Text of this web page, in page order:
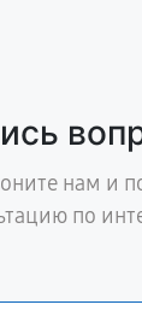
нам и
по